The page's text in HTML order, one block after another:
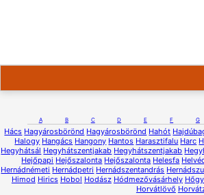
A B C D E F G
Hács Hagyárosbörönd Hagyárosbörönd Hahót
Halogy Hangács Hangony Hantos Harasztifalu Harc
Hegyhátsál Hegyhátszentjakab Hegyhátszentjakab
Hejőpapi Hejőszalonta Hejőszalonta Helesfa
Hernádnémeti Hernádpetri Hernádszentandrás
Himod Hirics Hobol Hodász Hódmezővásárhely
Horvátlövő